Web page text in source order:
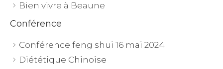
Bien vivre à Beaune
Conférence
Conférence feng shui 16 mai 2024
Diététique Chinoise